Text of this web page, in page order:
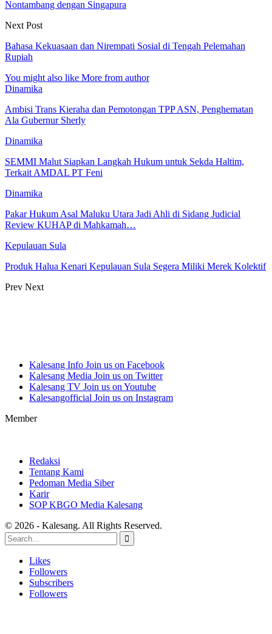
Nontambang dengan Singapura
Next Post
Bahasa Kekuasaan dan Nirempati Sosial di Tengah Pelemahan
Rupiah
You might also like More from author
Dinamika
Ambisi Trans Kieraha dan Pemotongan TPP ASN, Penghematan
Ala Gubernur Sherly
Dinamika
SEMMI Malut Siapkan Langkah Hukum untuk Sekda Haltim,
Terkait AMDAL PT Feni
Dinamika
Pakar Hukum Asal Maluku Utara Jadi Ahli di Sidang Judicial
Review KUHAP di Mahkamah…
Kepulauan Sula
Produk Halua Kenari Kepulauan Sula Segera Miliki Merek Kolektif
Prev Next
Kalesang Info Join us on Facebook
Kalesang Media Join us on Twitter
Kalesang TV Join us on Youtube
Kalesangofficial Join us on Instagram
Member
Redaksi
Tentang Kami
Pedoman Media Siber
Karir
SOP KBGO Media Kalesang
© 2026 - Kalesang. All Rights Reserved.
Likes
Followers
Subscribers
Followers